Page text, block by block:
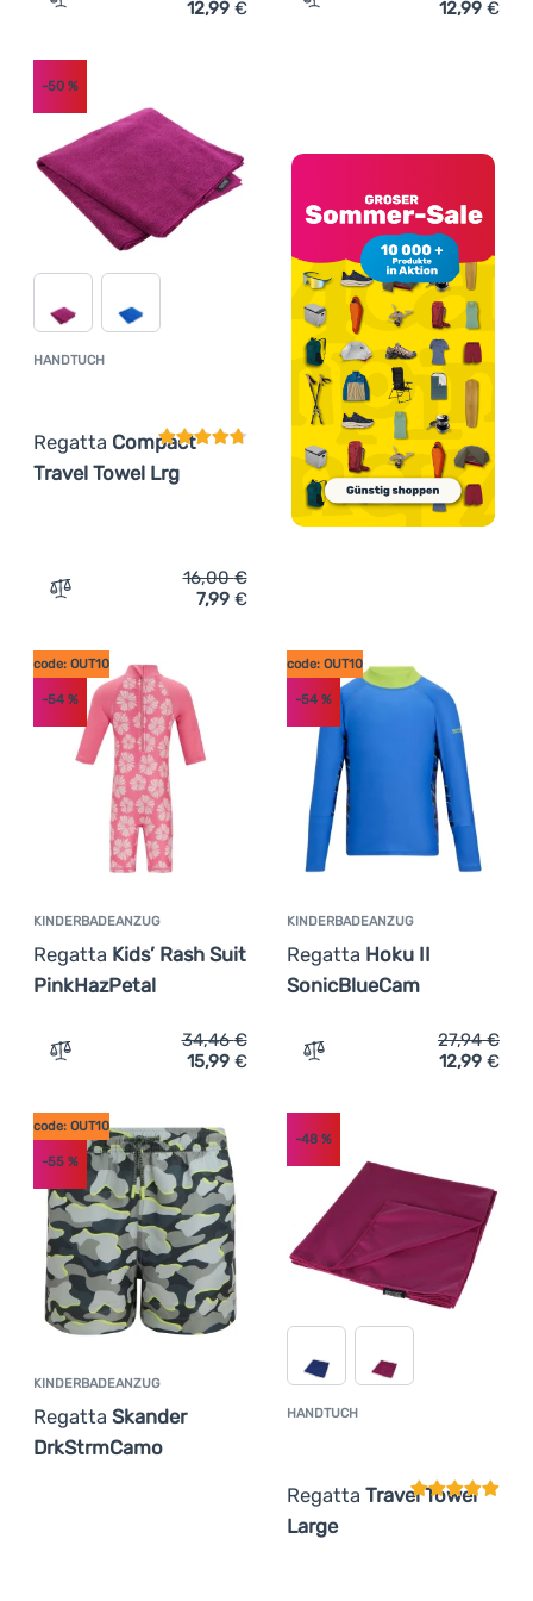
Zum Vergleich 'Kinderbadeanzug Regatta HokuII
12,99 € Zum Vergleich 'Handtuch
12,99 €
HANDTUCH
Regatta Compact
Travel Towel Lrg
Kundenbewertung
-50 %
Zum Vergleich 'Handtuch Regatta Compact Travel
16,00€
7,99 €
KINDERBADEANZUG
Regatta Kids’ Rash Suit
PinkHazPetal
code: OUT10
-54 %
Zum Vergleich 'Kinderbadeanzug Regatta Kids’ Rash
34,46€
15,99 €
KINDERBADEANZUG
Regatta Hoku II
SonicBlueCam
code: OUT10
-54%
Zum Vergleich
27,94€
12,99 €
KINDERBADEANZUG
Regatta Skander
DrkStrmCamo
code: OUT10
-55 %
HANDTUCH
Regatta Travel Towel
Large
-48%